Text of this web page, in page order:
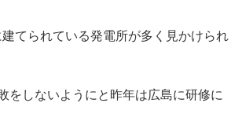
てられている発電所が多く見かけられ
をしないようにと昨年は広島に研修に